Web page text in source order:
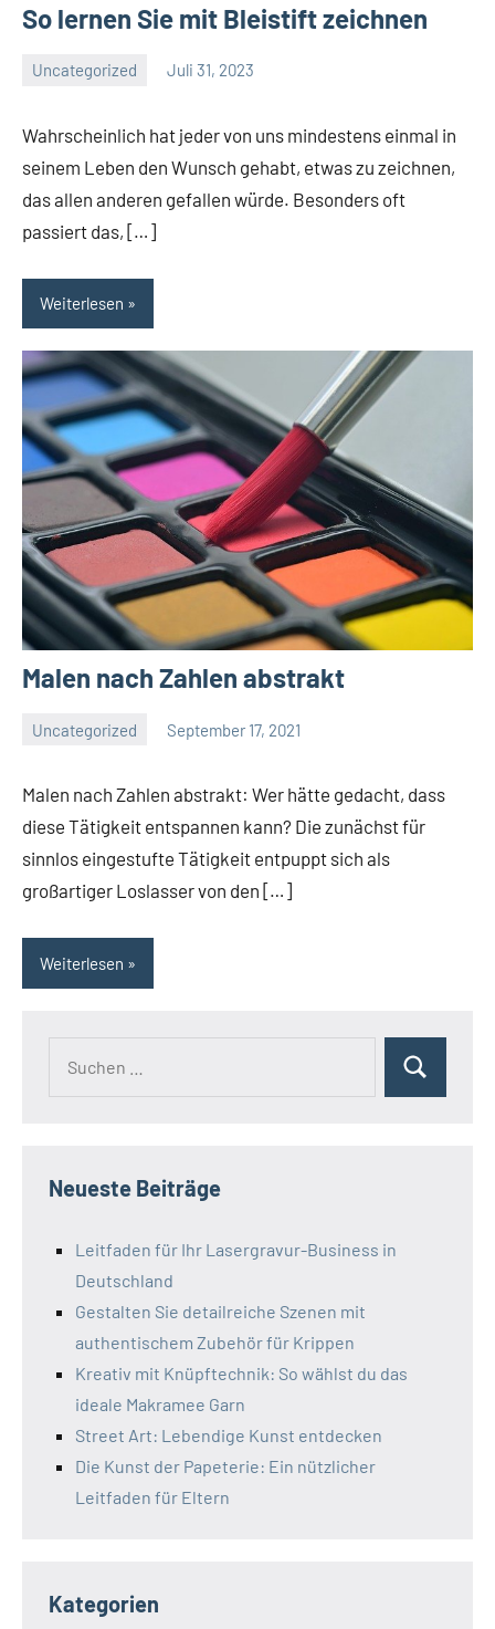
So lernen Sie mit Bleistift zeichnen
Uncategorized Juli 31, 2023
Wahrscheinlich hat jeder von uns mindestens einmal in
seinem Leben den Wunsch gehabt, etwas zu zeichnen,
das allen anderen gefallen würde. Besonders oft
passiert das, […]
Weiterlesen
Malen nach Zahlen abstrakt
Uncategorized September 17, 2021
Malen nach Zahlen abstrakt: Wer hätte gedacht, dass
diese Tätigkeit entspannen kann? Die zunächst für
sinnlos eingestufte Tätigkeit entpuppt sich als
großartiger Loslasser von den […]
Weiterlesen
Neueste Beiträge
Leitfaden für Ihr Lasergravur-Business in
Deutschland
Gestalten Sie detailreiche Szenen mit
authentischem Zubehör für Krippen
Kreativ mit Knüpftechnik: So wählst du das
ideale Makramee Garn
Street Art: Lebendige Kunst entdecken
Die Kunst der Papeterie: Ein nützlicher
Leitfaden für Eltern
Kategorien